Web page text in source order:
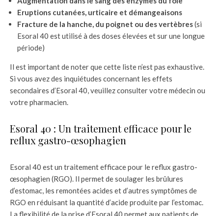
Eruptions cutanées, urticaire et démangeaisons
Fracture de la hanche, du poignet ou des vertèbres(si
Esoral 40 est utilisé à des doses élevées et sur une longue
période)
Il est important de noter que cette liste n’est pas exhaustive.
Si vous avez des inquiétudes concernant les effets
secondaires d’Esoral 40, veuillez consulter votre médecin ou
votre pharmacien.
Esoral 40 : Un traitement efficace pour le
reflux gastro-œsophagien
Esoral 40 est un traitement efficace pour le reflux gastro-
œsophagien (RGO). Il permet de soulager les brûlures
d’estomac, les remontées acides et d’autres symptômes de
RGO en réduisant la quantité d’acide produite par l’estomac.
La flexibilité de la prise d’Esoral 40 permet aux patients de